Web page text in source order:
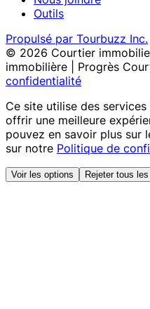
Outils
Propulsé par Tourbuzz Inc.
© 2026 Courtier
immobilière | Progrès
confidentialité
Ce site utilise des
offrir une meilleure
pouvez en savoir plus sur
sur notre Politique de
Voir les options Rejeter tous